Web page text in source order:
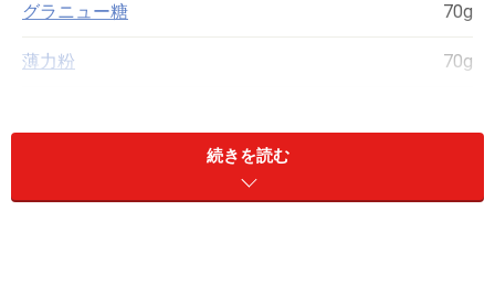
グラニュー糖 70g
薄力粉 70g
続きを読む